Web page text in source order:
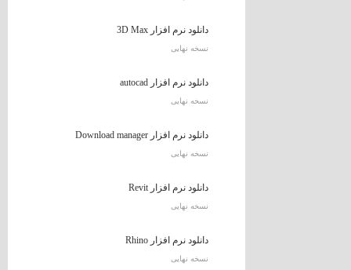
دانلود نرم افزار 3D Max
نسخه نهایی
دانلود نرم افزار autocad
نسخه نهایی
دانلود نرم افزار Download manager
نسخه نهایی
دانلود نرم افزار Revit
نسخه نهایی
دانلود نرم افزار Rhino
نسخه نهایی